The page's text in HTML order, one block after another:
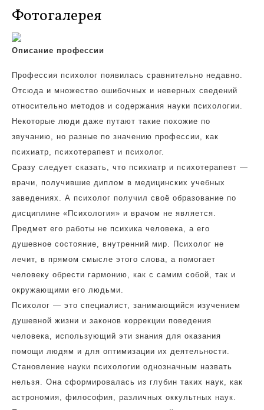
Фотогалерея
Описание профессии
Профессия психолог появилась сравнительно недавно.
Отсюда и множество ошибочных и неверных сведений
относительно методов и содержания науки психологии.
Некоторые люди даже путают такие похожие по
звучанию, но разные по значению профессии, как
психиатр, психотерапевт и психолог.
Сразу следует сказать, что психиатр и психотерапевт —
врачи, получившие диплом в медицинских учебных
заведениях. А психолог получил своё образование по
дисциплине «Психология» и врачом не является.
Предмет его работы не психика человека, а его
душевное состояние, внутренний мир. Психолог не
лечит, в прямом смысле этого слова, а помогает
человеку обрести гармонию, как с самим собой, так и
окружающими его людьми.
Психолог — это специалист, занимающийся изучением
душевной жизни и законов коррекции поведения
человека, использующий эти знания для оказания
помощи людям и для оптимизации их деятельности.
Становление науки психологии однозначным назвать
нельзя. Она сформировалась из глубин таких наук, как
астрономия, философия, различных оккультных наук.